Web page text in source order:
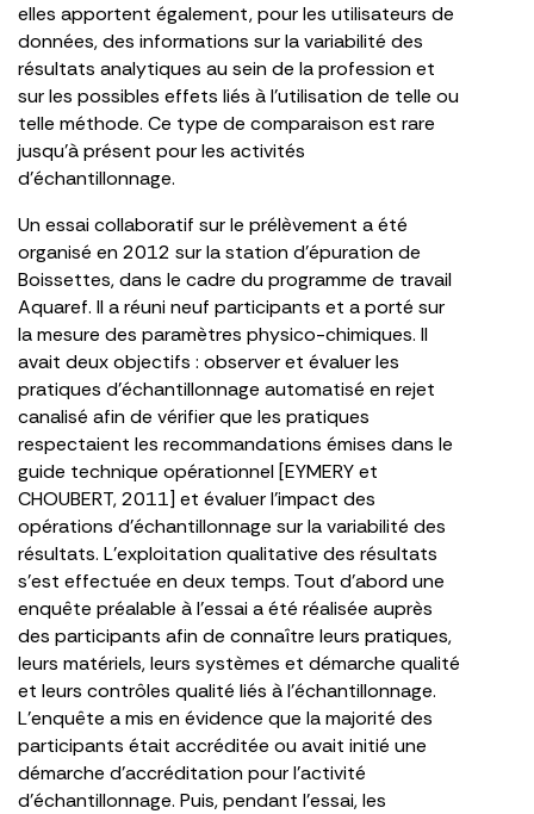
elles apportent également, pour les utilisateurs de
données, des informations sur la variabilité des
résultats analytiques au sein de la profession et
sur les possibles effets liés à l’utilisation de telle ou
telle méthode. Ce type de comparaison est rare
jusqu’à présent pour les activités
d’échantillonnage.
Un essai collaboratif sur le prélèvement a été
organisé en 2012 sur la station d’épuration de
Boissettes, dans le cadre du programme de travail
Aquaref. Il a réuni neuf participants et a porté sur
la mesure des paramètres physico-chimiques. Il
avait deux objectifs : observer et évaluer les
pratiques d’échantillonnage automatisé en rejet
canalisé afin de vérifier que les pratiques
respectaient les recommandations émises dans le
guide technique opérationnel [EYMERY et
CHOUBERT, 2011] et évaluer l’impact des
opérations d’échantillonnage sur la variabilité des
résultats. L’exploitation qualitative des résultats
s’est effectuée en deux temps. Tout d’abord une
enquête préalable à l’essai a été réalisée auprès
des participants afin de connaître leurs pratiques,
leurs matériels, leurs systèmes et démarche qualité
et leurs contrôles qualité liés à l’échantillonnage.
L’enquête a mis en évidence que la majorité des
participants était accréditée ou avait initié une
démarche d’accréditation pour l’activité
d’échantillonnage. Puis, pendant l’essai, les